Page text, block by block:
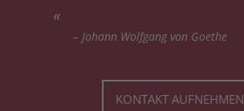
«
– Johann Wolfgang von Goethe
KONTAKT AUFNEHMEN